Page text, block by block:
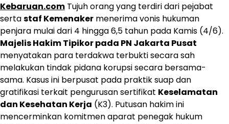
Kebaruan.com Tujuh orang yang terdiri dari pejabat
sertastaf Kemenaker menerima vonis hukuman
penjara mulai dari 4 hingga 6,5 tahun pada Kamis (4/6).
Majelis Hakim Tipikor pada PN Jakarta Pusat
menyatakan para terdakwa terbukti secara sah
melakukan tindak pidana korupsi secara bersama-
sama. Kasus ini berpusat pada praktik suap dan
gratifikasi terkait pengurusan sertifikat Keselamatan
dan Kesehatan Kerja (K3). Putusan hakim ini
mencerminkan komitmen aparat penegak hukum